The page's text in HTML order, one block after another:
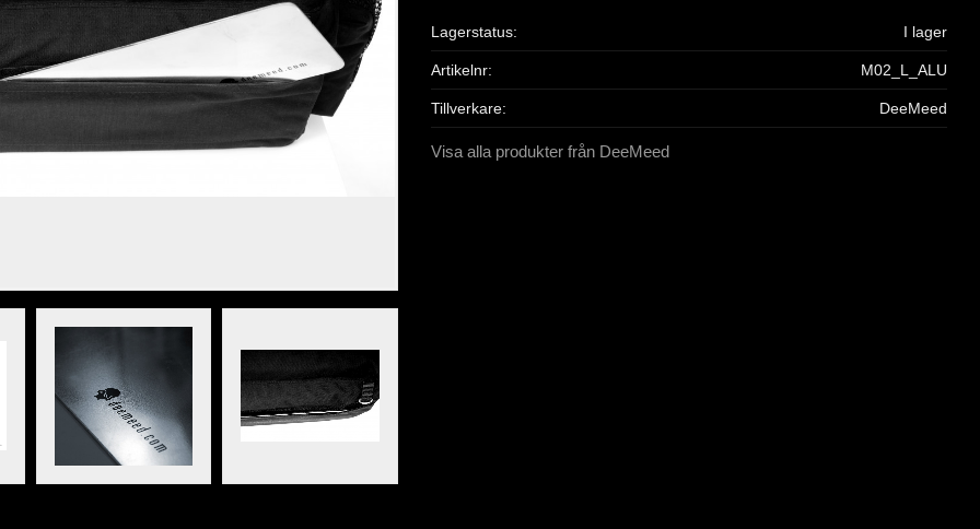
Lagerstatus I lager
Artikelnr M02_L_ALU
Tillverkare DeeMeed
Visa alla produkter från DeeMeed